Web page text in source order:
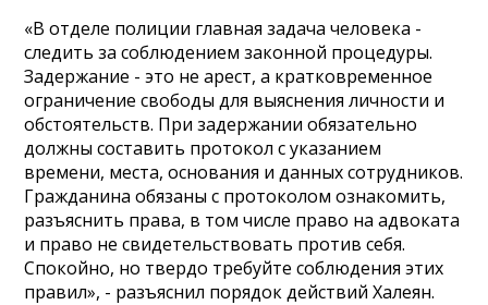
«В отделе полиции главная задача человека -
следить за соблюдением законной процедуры.
Задержание - это не арест, а кратковременное
ограничение свободы для выяснения личности и
обстоятельств. При задержании обязательно
должны составить протокол с указанием
времени, места, основания и данных сотрудников.
Гражданина обязаны с протоколом ознакомить,
разъяснить права, в том числе право на адвоката
и право не свидетельствовать против себя.
Спокойно, но твердо требуйте соблюдения этих
правил», - разъяснил порядок действий Халеян.